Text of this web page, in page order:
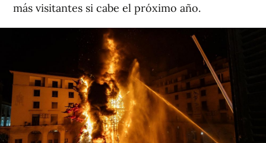
más visitantes si cabe el próximo año.